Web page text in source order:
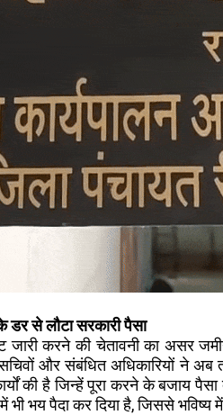
से लौटा सरकारी पैसा
करने की चेतावनी का असर
सचिवों और संबंधित अधिकारियों ने
की है जिन्हें पूरा करने के बजाय
भय पैदा कर दिया है, जिससे भविष्य